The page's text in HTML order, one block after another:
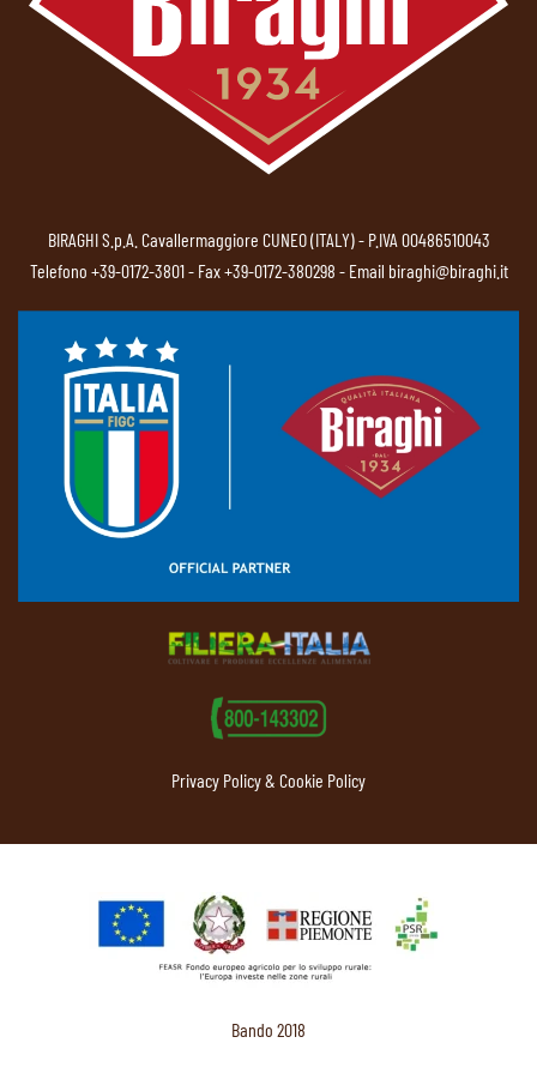
BIRAGHI S.p.A. Cavallermaggiore CUNEO (ITALY) - P.IVA 00486510043
Telefono +39-0172-3801- Fax +39-0172-380298 - Email biraghi@biraghi.it
Privacy Policy & Cookie Policy
Bando 2018